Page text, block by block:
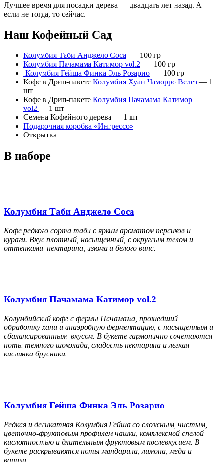
Лучшее время для посадки дерева — двадцать лет назад. А
если не тогда, то сейчас.
Наш Кофейный Сад
Колумбия Таби Анджело Соса — 100 гр
Колумбия Пачамама Катимор vol.2 — 100 гр
Колумбия Гейша Финка Эль Розарио — 100 гр
Кофе в Дрип-пакете Колумбия Хуан Чаморро Велез — 1
шт
Кофе в Дрип-пакете Колумбия Пачамама Катимор
vol2 — 1 шт
Семена Кофейного дерева — 1 шт
Подарочная коробка «Ингрессо»
Открытка
В наборе
Колумбия Таби Анджело Соса
Кофе редкого сорта таби с ярким ароматом персиков и
кураги. Вкус плотный, насыщенный, с округлым телом и
оттенками нектарина, изюма и белого вина.
Колумбия Пачамама Катимор vol.2
Колумбийский кофе с фермы Пачамама, прошедший
обработку хани и анаэробную ферментацию, с насыщенным и
сбалансированным вкусом. В букете гармонично сочетаются
ноты темного шоколада, сладость нектарина и легкая
кислинка брусники.
Колумбия Гейша Финка Эль Розарио
Редкая и деликатная Колумбия Гейша со сложным, чистым,
цветочно-фруктовым профилем чашки, комплексной спелой
кислотностью и длительным фруктовым послевкусием. В
букете раскрываются ноты мандарина, лимона, меда и
ванили.